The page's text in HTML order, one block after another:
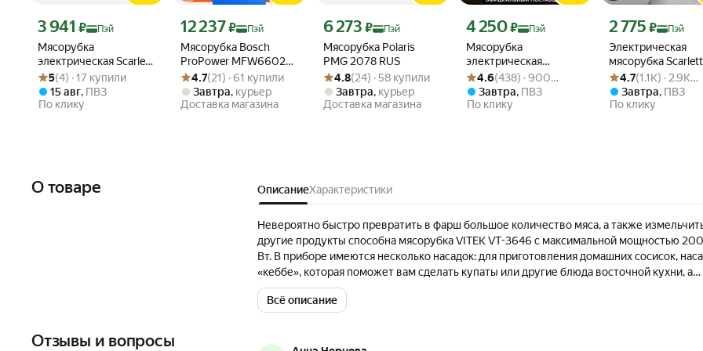
Мясорубка
электрическая Scarlett
SC-MG45M27
Цена 3 941 ₽
3 941 ₽ Пэй
Рейтинг товара: 5 из 5
Оценок: (4) · 17 купили
5(4) · 17 купили
15 авг, ПВЗ
По клику
Мясорубка Bosch
ProPower MFW66020
белый/серый
Цена 12 237 ₽
12 237₽ Пэй
Рейтинг товара: 4.7 из 5
Оценок: (21) · 61 купили
4.7(21) · 61 купили
Завтра, курьер
Доставка магазина
Мясорубка Polaris
PMG 2078 RUS
Цена 6 273 ₽
6 273 ₽ Пэй
Рейтинг товара: 4.8 из 5
Оценок: (24) · 58 купили
4.8(24) · 58 купили
Завтра, курьер
Доставка магазина
Мясорубка
электрическая
NORMANN AMG-553 с
овощерезкой и теркой
для драников
Цена 4 250 ₽
4 250₽ Пэй
Рейтинг товара: 4.6 из 5
Оценок: (438) · 900 купили
4.6(438) · 900
купили
Завтра, ПВЗ
По клику
Электрическая
мясорубка
MG45S71 с
Реверс
Цена 2 775 ₽
2 775 ₽ Пэй
Рейтинг товара: 4.7
Оценок: (1.1K) · 2.9K
4.7(1.1K) · 2.9K
купили
Завтра, ПВЗ
По клику
О товаре ОписаниеХарактеристики
Невероятно быстро превратить в фарш большое количество мяса, а также
другие продукты способна мясорубка VITEK VT-3646 с максимальной мощностью
Вт. В приборе имеются несколько насадок: для приготовления домашних сосисок,
«кеббе», которая поможет вам сделать купаты или другие блюда восточной кухни, а
также терка, шинковка и специальная насадка для драников. Лоток и втулка мясорубки
изготовлены из надежной нержавеющей стали, поэтому устройство прослужит вдвое
Всё описание
Отзывы и вопросы